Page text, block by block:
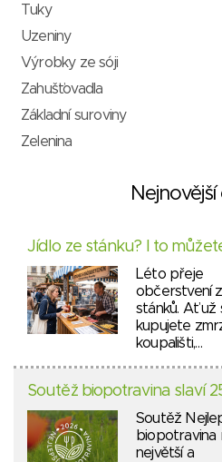
Tuky
Uzeniny
Výrobky ze sóji
Zahušťovadla
Základní suroviny
Zelenina
Jídlo ze stánku? I to
Léto přeje
občerstvení
stánků. Ať už
kupujete
koupališti,…
Soutěž biopotravina slaví
Soutěž
biopotravina
největší a